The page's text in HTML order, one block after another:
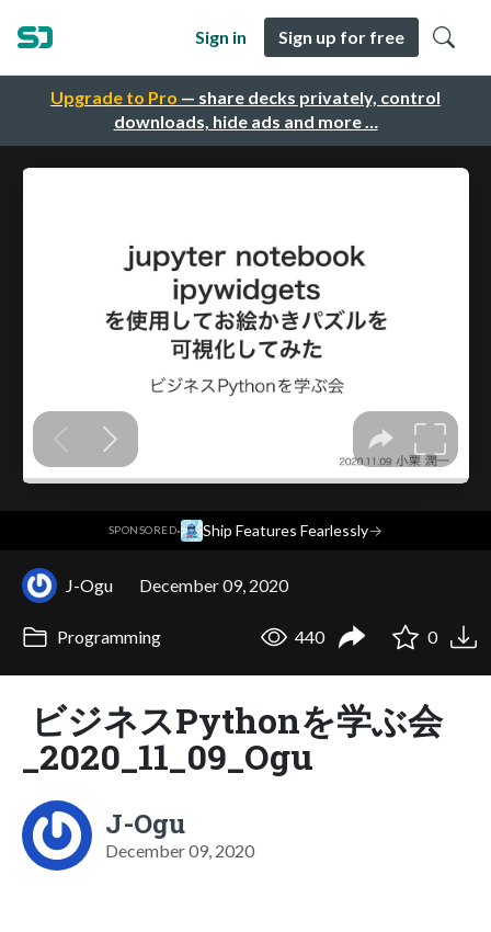
Upgrade to Pro — share decks privately, control
downloads, hide ads and more …
Sign in Sign up for free
SPONSORED· Ship Features Fearlessly→
J-Ogu December 09, 2020
Programming 440 0
ビジネスPythonを学ぶ会
_2020_11_09_Ogu
J-Ogu
December 09, 2020